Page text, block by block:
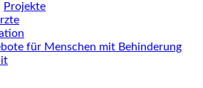
Projekte
für Menschen mit Behinderung